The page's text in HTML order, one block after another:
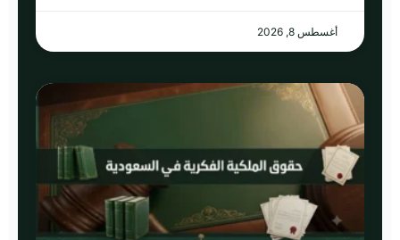
أغسطس 8, 2026